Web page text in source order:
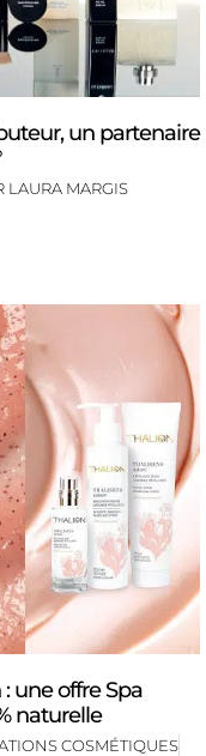
un partenaire
LAURA MARGIS
une offre Spa
naturelle
COSMÉTIQUES